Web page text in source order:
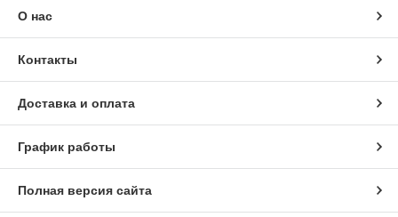
О нас
Контакты
Доставка и оплата
График работы
Полная версия сайта